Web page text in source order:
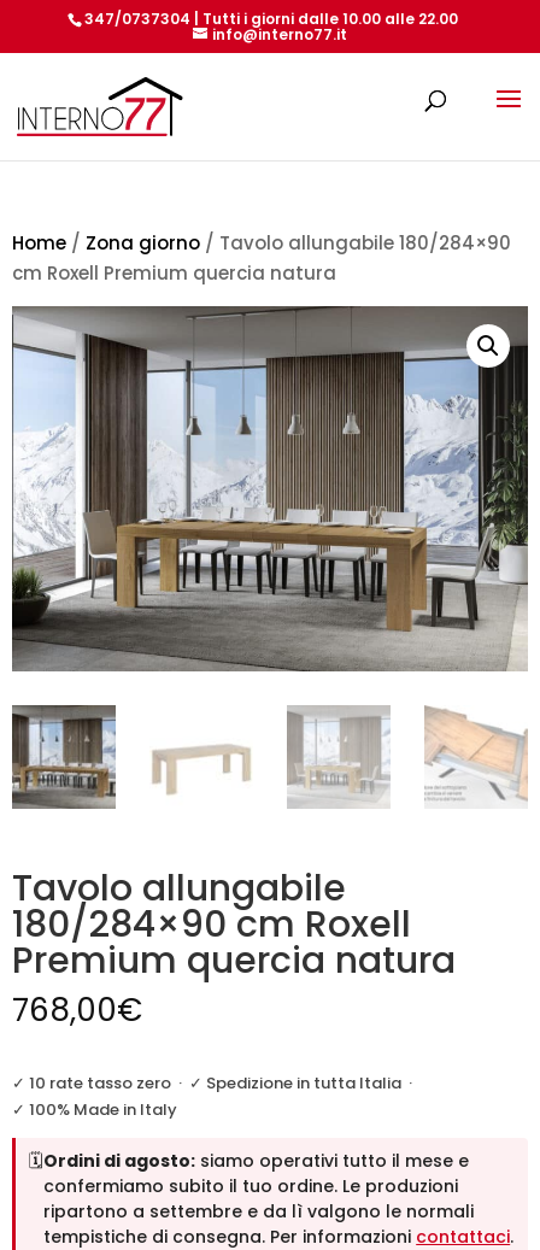
347/0737304 | Tutti i giorni dalle 10.00 alle 22.00
info@interno77.it
Home / Zona giorno / Tavolo allungabile 180/284×90
cm Roxell Premium quercia natura
Tavolo allungabile
180/284×90 cm Roxell
Premium quercia natura
768,00€
✓ 10 rate tasso zero · ✓ Spedizione in tutta Italia ·
✓ 100% Made in Italy
🗓️Ordini di agosto: siamo operativi tutto il mese e
confermiamo subito il tuo ordine. Le produzioni
ripartono a settembre e da lì valgono le normali
tempistiche di consegna. Per informazioni contattaci.